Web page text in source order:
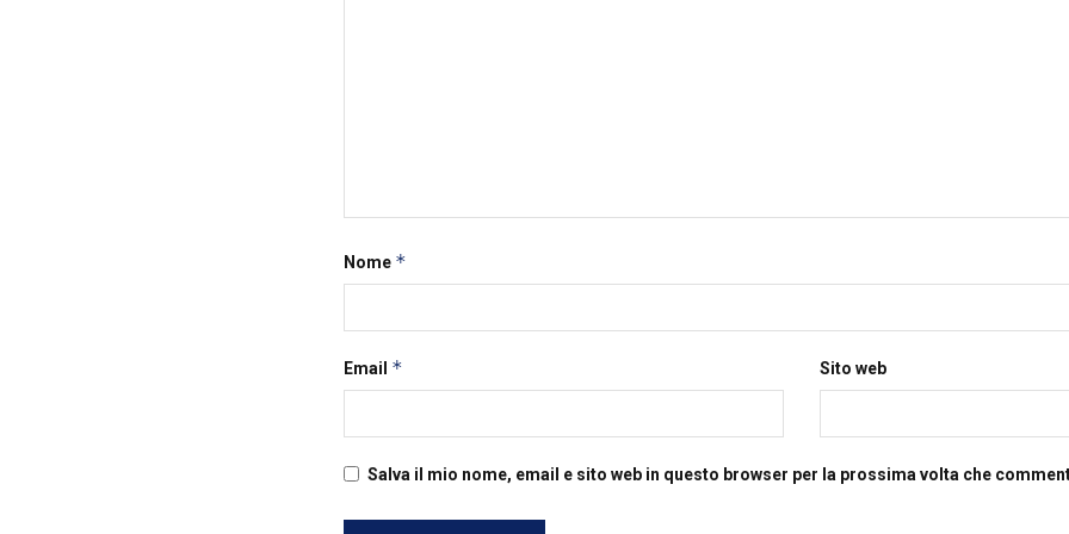
Nome *
Email * Sito web
Salva il mio nome, email e sito web in questo browser per la prossima volta che